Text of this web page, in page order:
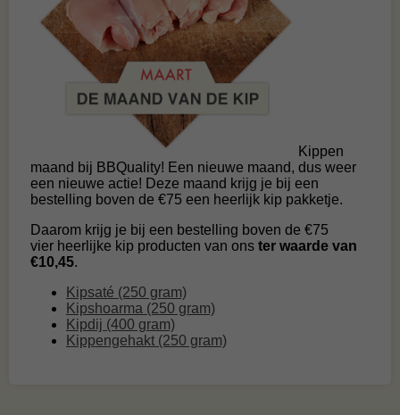
Kippen
maand bij BBQuality! Een nieuwe maand, dus weer
een nieuwe actie! Deze maand krijg je bij een
bestelling boven de €75 een heerlijk kip pakketje.
Daarom krijg je bij een bestelling boven de €75
vier heerlijke kip producten van ons ter waarde van
€10,45.
Kipsaté (250 gram)
Kipshoarma (250 gram)
Kipdij (400 gram)
Kippengehakt (250 gram)